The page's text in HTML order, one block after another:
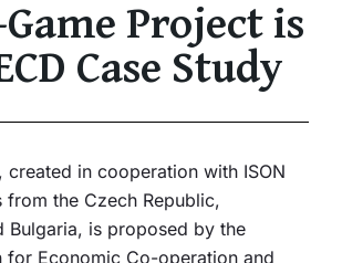
Project is
Case Study
created in cooperation with ISON
from the Czech Republic,
Bulgaria, is proposed by the
for Economic Co-operation and